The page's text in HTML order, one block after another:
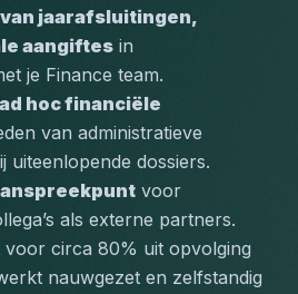
jaarafsluitingen,
aangiftes in
je Finance team.
hoc financiële
van administratieve
uiteenlopende dossiers.
voor
als externe partners.
voor circa 80% uit opvolging
nauwgezet en zelfstandig